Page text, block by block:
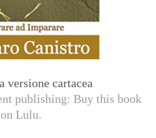
versione cartacea